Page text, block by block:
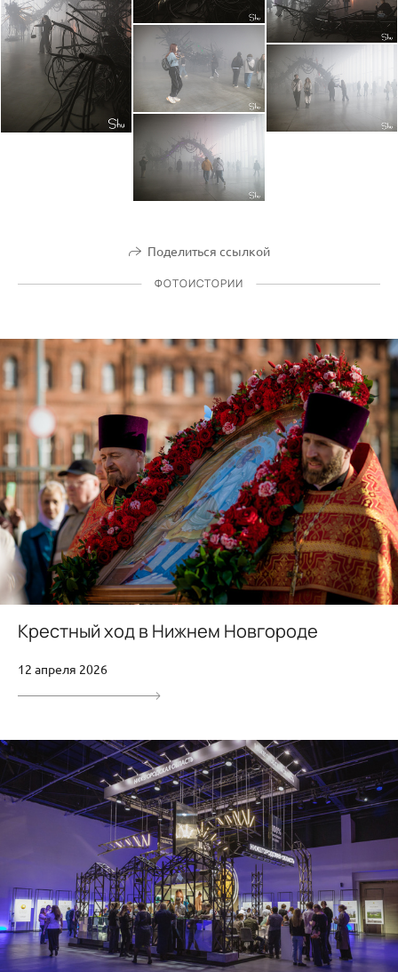
Поделиться ссылкой
ФОТОИСТОРИИ
Крестный ход в Нижнем Новгороде
12 апреля 2026